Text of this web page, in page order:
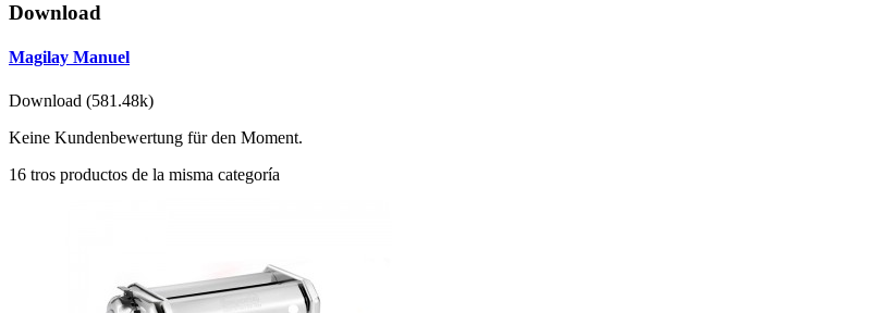
Download
Magilay Manuel
Download (581.48k)
Keine Kundenbewertung für den Moment.
16 tros productos de la misma categoría